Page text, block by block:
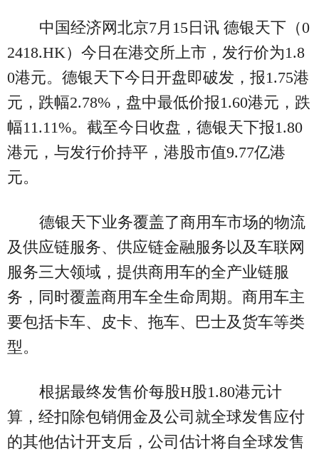
中国经济网北京7月15日讯 德银天下（0
2418.HK）今日在港交所上市，发行价为1.8
0港元。德银天下今日开盘即破发，报1.75港
元，跌幅2.78%，盘中最低价报1.60港元，跌
幅11.11%。截至今日收盘，德银天下报1.80
港元，与发行价持平，港股市值9.77亿港
元。
德银天下业务覆盖了商用车市场的物流
及供应链服务、供应链金融服务以及车联网
服务三大领域，提供商用车的全产业链服
务，同时覆盖商用车全生命周期。商用车主
要包括卡车、皮卡、拖车、巴士及货车等类
型。
根据最终发售价每股H股1.80港元计
算，经扣除包销佣金及公司就全球发售应付
的其他估计开支后，公司估计将自全球发售